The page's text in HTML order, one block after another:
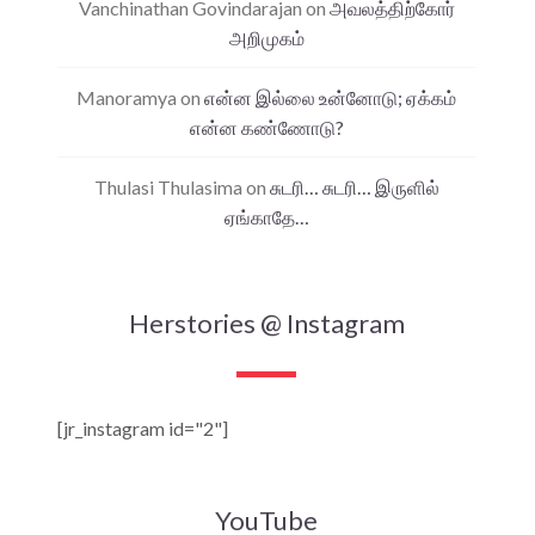
Vanchinathan Govindarajan on அவலத்திற்கோர்
அறிமுகம்
Manoramya on என்ன இல்லை உன்னோடு; ஏக்கம்
என்ன கண்ணோடு?
Thulasi Thulasima on சுடரி… சுடரி… இருளில்
ஏங்காதே…
Herstories @ Instagram
[jr_instagram id="2"]
YouTube